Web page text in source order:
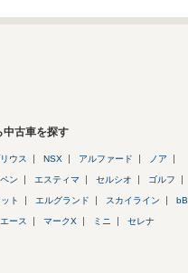
中古車を探す
ウス NSX アルファード ノア
ン エスティマ セルシオ ゴルフ
ト エルグランド スカイライン bB
ース マークX ミニ セレナ